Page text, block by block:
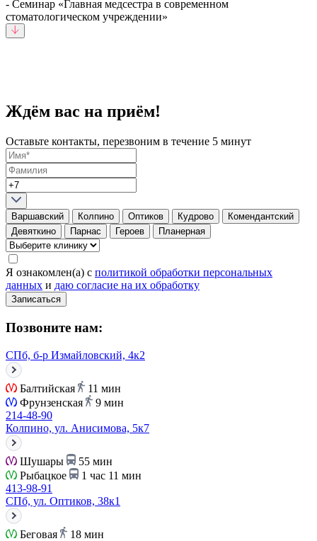
- Семинар «Главная медсестра в современном
стоматологическом учреждении»
Ждём вас на приём!
Оставьте контакты, перезвоним в течение 5 минут
Варшавский Колпино Оптиков Кудрово
Комендантский
Девяткино
Парнас Героев Планерная
Я ознакомлен(а) с политикой обработки персональных
данных и даю согласие на их обработку
Записаться
Позвоните нам:
СПб, б-р Измайловский, 4к2
Балтийская
11 мин
Фрунзенская
9 мин
214-48-90
Колпино, ул. Анисимова, 5к7
Шушары
55 мин
Рыбацкое
1 час 11 мин
413-98-91
СПб, ул. Оптиков, 38к1
Беговая
18 мин